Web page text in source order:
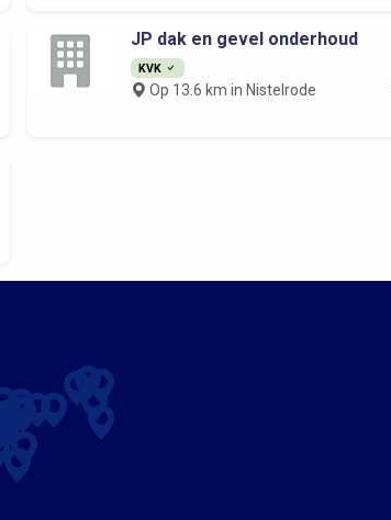
JP dak en gevel onderhoud
KVK
Op 13.6 km in Nistelrode